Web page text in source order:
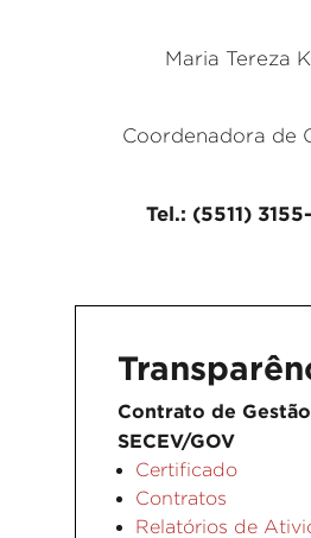
Maria Tereza
Coordenadora de
Tel.: (5511)
Contrato de Gestão
SECEV/GOV
Certificado
Contratos
Relatórios de